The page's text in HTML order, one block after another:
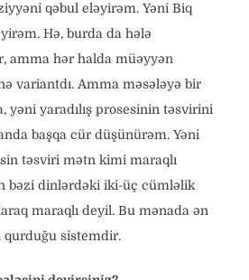
qəbul eləyirəm. Yəni Biq
Hə, burda da hələ
amma hər halda müəyyən
variantdı. Amma məsələyə bir
yəni yaradılış prosesinin təsvirini
başqa cür düşünürəm. Yəni
təsviri mətn kimi maraqlı
bəzi dinlərdəki iki-üç cümləlik
maraqlı deyil. Bu mənada ən
qurduğu sistemdir.